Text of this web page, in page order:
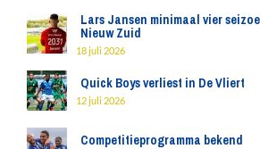
Lars Jansen minimaal vier
Nieuw Zuid
18 juli 2026
Quick Boys verliest in De Vliert
12 juli 2026
Competitieprogramma bekend